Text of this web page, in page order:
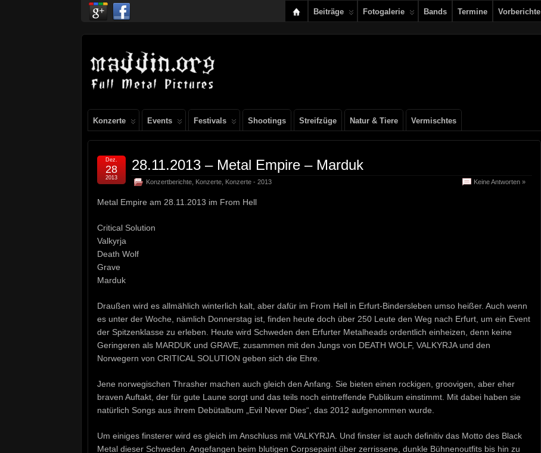
Beiträge Fotogalerie Bands Termine Vorberichte
Konzerte Events Festivals Shootings Streifzüge Natur & Tiere Vermischtes
28.11.2013 – Metal Empire – Marduk
Konzertberichte Konzerte Konzerte - 2013 Keine Antworten »
Dez.
28
2013
Metal Empire am 28.11.2013 im From Hell
Critical Solution
Valkyrja
Death Wolf
Grave
Marduk
Draußen wird es allmählich winterlich kalt, aber dafür im From Hell in Erfurt-Bindersleben umso heißer. Auch wenn
es unter der Woche, nämlich Donnerstag ist, finden heute doch über 250 Leute den Weg nach Erfurt, um ein Event
der Spitzenklasse zu erleben. Heute wird Schweden den Erfurter Metalheads ordentlich einheizen, denn keine
Geringeren als MARDUK und GRAVE, zusammen mit den Jungs von DEATH WOLF, VALKYRJA und den
Norwegern von CRITICAL SOLUTION geben sich die Ehre.
Jene norwegischen Thrasher machen auch gleich den Anfang. Sie bieten einen rockigen, groovigen, aber eher
braven Auftakt, der für gute Laune sorgt und das teils noch eintreffende Publikum einstimmt. Mit dabei haben sie
natürlich Songs aus ihrem Debütalbum „Evil Never Dies“, das 2012 aufgenommen wurde.
Um einiges finsterer wird es gleich im Anschluss mit VALKYRJA. Und finster ist auch definitiv das Motto des Black
Metal dieser Schweden. Angefangen beim blutigen Corpsepaint über zerrissene, dunkle Bühnenoutfits bis hin zu